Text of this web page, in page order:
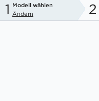
1 Modell wählen
Ändern
2